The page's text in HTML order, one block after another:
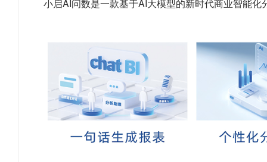
小启AI问数是一款基于AI大模型的新时代商业智能